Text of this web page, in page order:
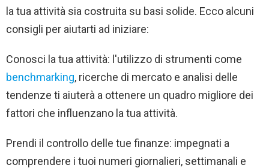
la tua attività sia costruita su basi solide. Ecco alcuni
consigli per aiutarti ad iniziare:
Conosci la tua attività: l'utilizzo di strumenti come
benchmarking, ricerche di mercato e analisi delle
tendenze ti aiuterà a ottenere un quadro migliore dei
fattori che influenzano la tua attività.
Prendi il controllo delle tue finanze: impegnati a
comprendere i tuoi numeri giornalieri, settimanali e